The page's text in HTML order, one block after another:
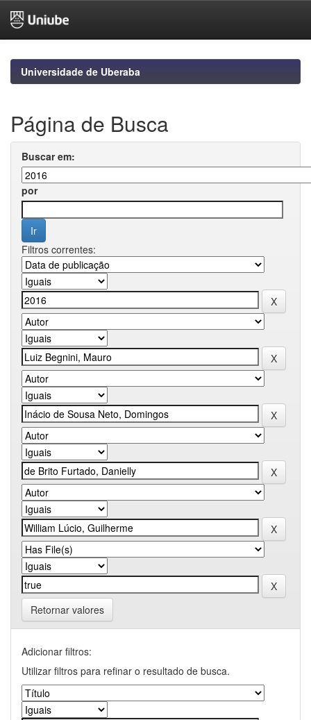
navigationUniversidade de Uberaba
Página de Busca
Buscar em:
por
Filtros correntes:
Retornar valores
Adicionar filtros:
Utilizar filtros para refinar o resultado de busca.